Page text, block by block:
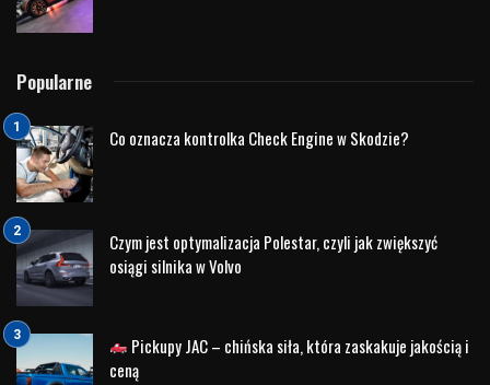
W badaniach J.D. Power, które oceniają problemy
eksploatacji pojazdu, Hyundai często uzyskuje wyniki
porównywalne do marek premium, co świadczy o wysokim
standardzie produkcji. W 2023 roku Hyundai zajął jedną z
czołowych pozycji w rankingu „Initial Quality Study” w
kategorii masowych producentów, wyprzedzając wielu
konkurentów.
Długa gwarancja jako dowód pewności
Jednym z najważniejszych elementów, które świadczą o